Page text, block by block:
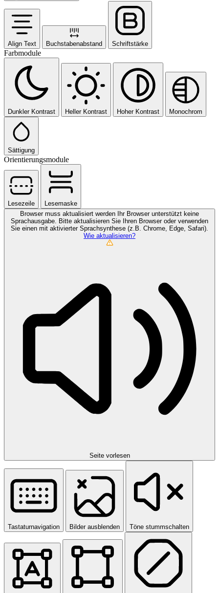
Align Text Buchstabenabstand Schriftstärke
Farbmodule
Dunkler Kontrast Heller Kontrast Hoher Kontrast Monochrom
Sättigung
Orientierungsmodule
Lesezeile
Lesemaske
Browser muss aktualisiert werden
Ihr Browser unterstützt keine
Sprachausgabe. Bitte aktualisieren Sie Ihren Browser oder verwenden
Sie einen mit aktivierter Sprachsynthese (z.B. Chrome, Edge, Safari).
Wie aktualisieren?
Seite vorlesen
Tastaturnavigation Bilder ausblenden Töne stummschalten